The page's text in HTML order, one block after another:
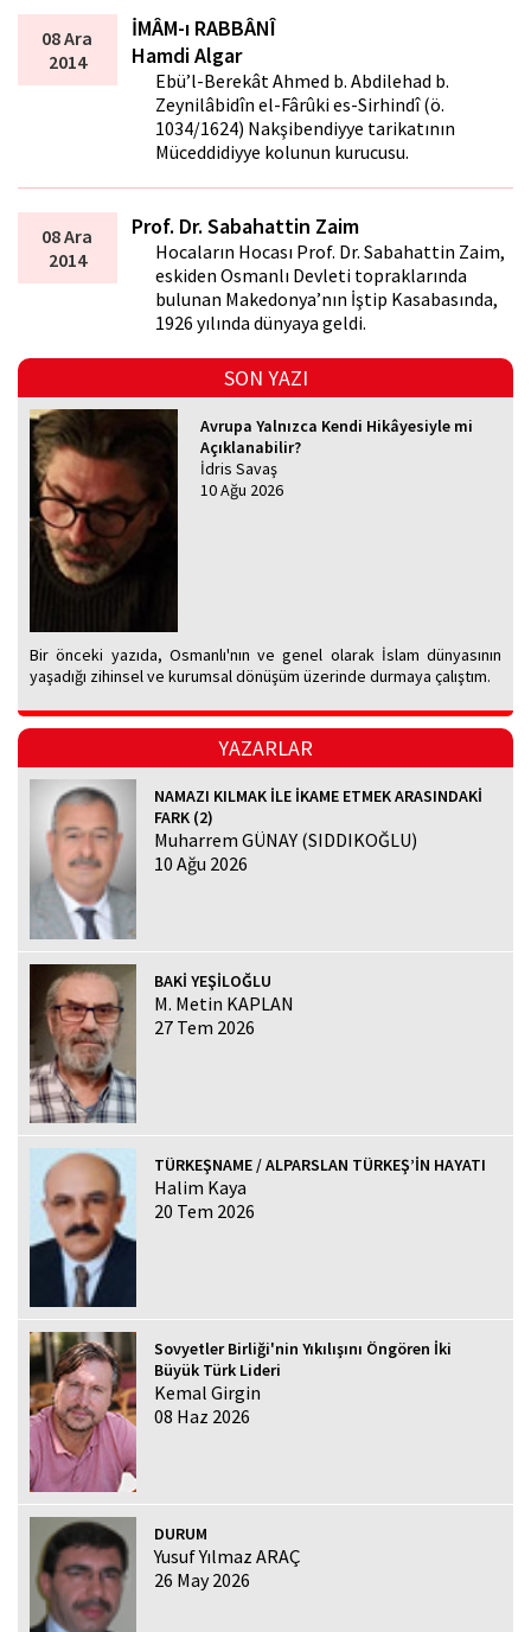
08 Ara
2014
İMÂM-ı RABBÂNÎ
Hamdi Algar
Ebü’l-Berekât Ahmed b. Abdilehad b.
Zeynilâbidîn el-Fârûki es-Sirhindî (ö.
1034/1624) Nakşibendiyye tarikatının
Müceddidiyye kolunun kurucusu.
08 Ara
2014
Prof. Dr. Sabahattin Zaim
Hocaların Hocası Prof. Dr. Sabahattin Zaim,
eskiden Osmanlı Devleti topraklarında
bulunan Makedonya’nın İştip Kasabasında,
1926 yılında dünyaya geldi.
SON YAZI
Avrupa Yalnızca Kendi Hikâyesiyle mi
Açıklanabilir?
İdris Savaş
10 Ağu 2026
Bir önceki yazıda, Osmanlı'nın ve genel olarak İslam dünyasının
yaşadığı zihinsel ve kurumsal dönüşüm üzerinde durmaya çalıştım.
YAZARLAR
NAMAZI KILMAK İLE İKAME ETMEK ARASINDAKİ
FARK (2)
Muharrem GÜNAY (SIDDIKOĞLU)
10 Ağu 2026
BAKİ YEŞİLOĞLU
M. Metin KAPLAN
27 Tem 2026
TÜRKEŞNAME / ALPARSLAN TÜRKEŞ’İN HAYATI
Halim Kaya
20 Tem 2026
Sovyetler Birliği'nin Yıkılışını Öngören İki
Büyük Türk Lideri
Kemal Girgin
08 Haz 2026
DURUM
Yusuf Yılmaz ARAÇ
26 May 2026